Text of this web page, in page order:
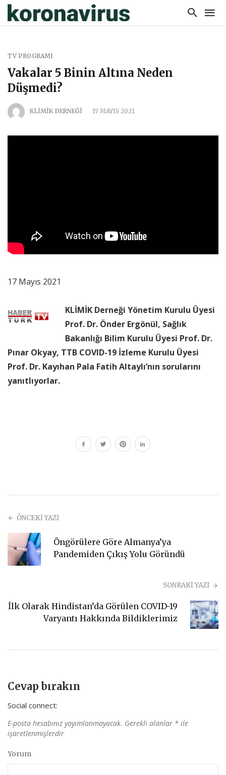
TV PROGRAMI
Vakalar 5 Binin Altına Neden
Düşmedi?
KLİMİK DERNEĞİ 17 MAYIS 2021
17 Mayıs 2021
KLİMİK Derneği Yönetim Kurulu Üyesi
Prof. Dr. Önder Ergönül, Sağlık
Bakanlığı Bilim Kurulu Üyesi Prof. Dr.
Pınar Okyay, TTB COVID-19 İzleme Kurulu Üyesi
Prof. Dr. Kayıhan Pala Fatih Altaylı’nın sorularını
yanıtlıyorlar.
ÖNCEKİ YAZI
Öngörülere Göre Almanya’ya
Pandemiden Çıkış Yolu Göründü
SONRAKİ YAZI
İlk Olarak Hindistan’da Görülen COVID-19
Varyantı Hakkında Bildiklerimiz
Cevap bırakın
Social connect:
E-posta hesabınız yayımlanmayacak. Gerekli alanlar * ile
işaretlenmişlerdir
Yorum